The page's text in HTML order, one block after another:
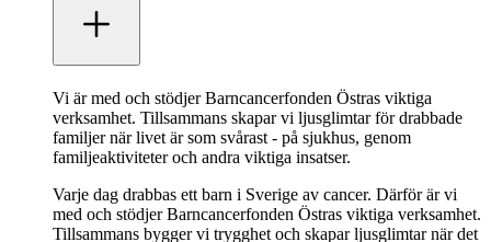
Vi är med och stödjer Barncancerfonden Östras viktiga
verksamhet. Tillsammans skapar vi ljusglimtar för drabbade
familjer när livet är som svårast - på sjukhus, genom
familjeaktiviteter och andra viktiga insatser.
Varje dag drabbas ett barn i Sverige av cancer. Därför är vi
med och stödjer Barncancerfonden Östras viktiga verksamhet.
Tillsammans bygger vi trygghet och skapar ljusglimtar när det